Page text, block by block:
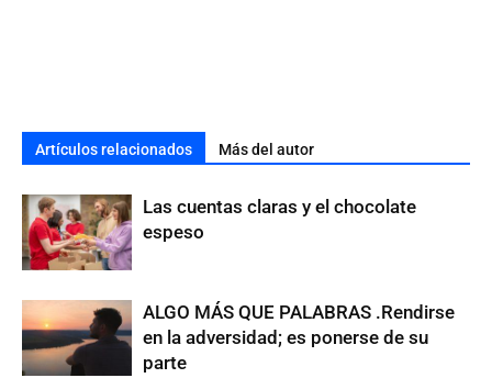
Artículos relacionados Más del autor
Las cuentas claras y el chocolate
espeso
ALGO MÁS QUE PALABRAS .Rendirse
en la adversidad; es ponerse de su
parte